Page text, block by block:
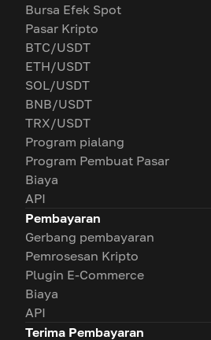
Bursa Efek Spot
Pasar Kripto
BTC/USDT
ETH/USDT
SOL/USDT
BNB/USDT
TRX/USDT
Program pialang
Program Pembuat Pasar
Biaya
API
Pembayaran
Gerbang pembayaran
Pemrosesan Kripto
Plugin E-Commerce
Biaya
API
Terima Pembayaran